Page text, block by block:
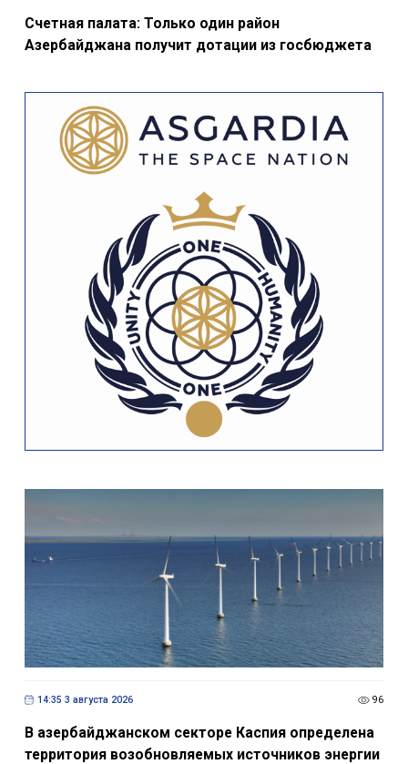
Счетная палата: Только один район
Азербайджана получит дотации из госбюджета
14:35 3 августа 2026 96
В азербайджанском секторе Каспия определена
территория возобновляемых источников энергии